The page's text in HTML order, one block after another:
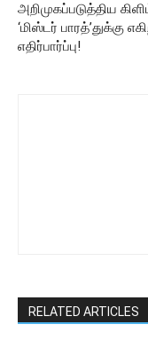
அறிமுகப்படுத்திய
‘மிஸ்டர் பாரத்’துக்கு
எதிர்பார்ப்பு!
RELATED ARTICLES